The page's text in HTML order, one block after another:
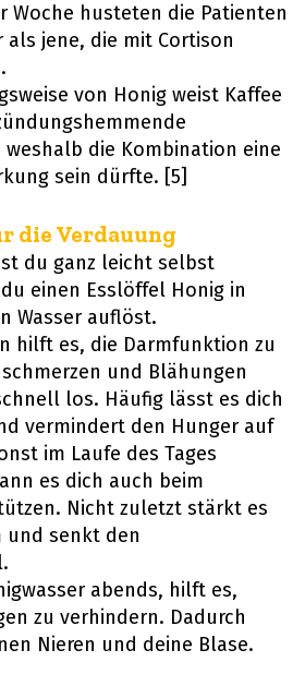
Woche husteten die Patienten
jene, die mit Cortison
von Honig weist Kaffee
weshalb die Kombination eine
sein dürfte. [5]
die Verdauung
du ganz leicht selbst
einen Esslöffel Honig in
Wasser auflöst.
hilft es, die Darmfunktion zu
und Blähungen
los. Häufig lässt es dich
vermindert den Hunger auf
im Laufe des Tages
es dich auch beim
Nicht zuletzt stärkt es
und senkt den
abends, hilft es,
zu verhindern. Dadurch
Nieren und deine Blase.